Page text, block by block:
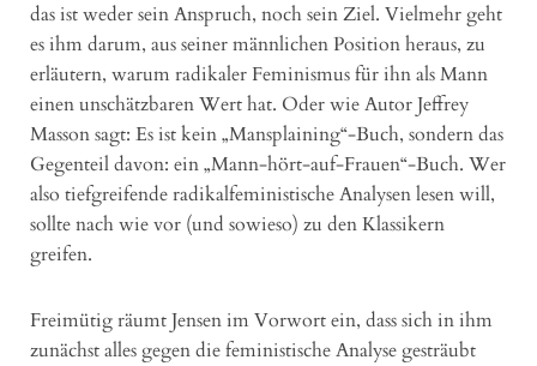
das ist weder sein Anspruch, noch sein Ziel. Vielmehr geht
es ihm darum, aus seiner männlichen Position heraus, zu
erläutern, warum radikaler Feminismus für ihn als Mann
einen unschätzbaren Wert hat. Oder wie Autor Jeffrey
Masson sagt: Es ist kein „Mansplaining“-Buch, sondern das
Gegenteil davon: ein „Mann-hört-auf-Frauen“-Buch. Wer
also tiefgreifende radikalfeministische Analysen lesen will,
sollte nach wie vor (und sowieso) zu den Klassikern
greifen.
Freimütig räumt Jensen im Vorwort ein, dass sich in ihm
zunächst alles gegen die feministische Analyse gesträubt